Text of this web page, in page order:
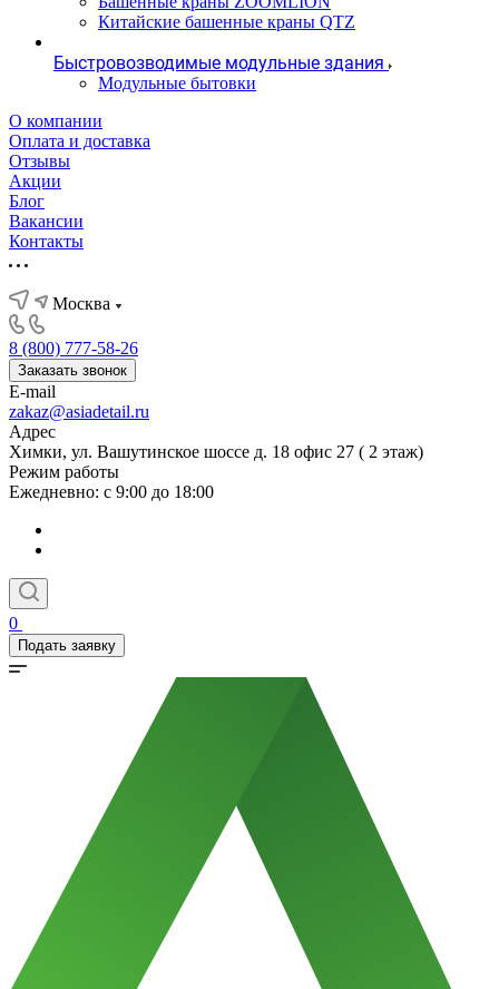
Китайские башенные краны QTZ
Быстровозводимые модульные здания
Модульные бытовки
О компании
Оплата и доставка
Отзывы
Акции
Блог
Вакансии
Контакты
Москва
8 (800) 777-58-26
Заказать звонок
E-mail
zakaz@asiadetail.ru
Адрес
Химки, ул. Вашутинское шоссе д. 18 офис 27 ( 2 этаж)
Режим работы
Ежедневно: с 9:00 до 18:00
0
Подать заявку